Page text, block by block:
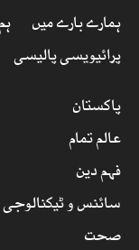
ہمارے بارے میں
پرائیویسی پالیسی
پاکستان
عالم تمام
فہم دین
سائنس و ٹیکنالوجی
صحت